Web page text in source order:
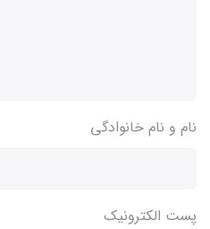
نام و نام خانوادگی
پست الکترونیک